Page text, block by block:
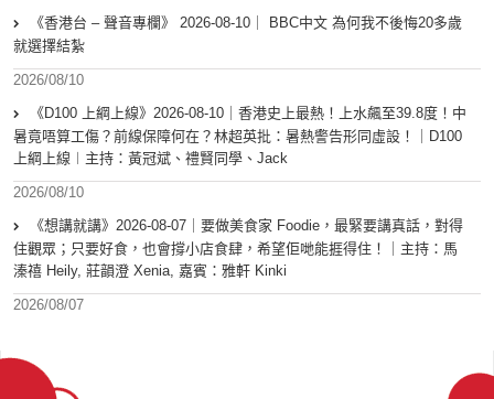
《香港台 – 聲音專欄》 2026-08-10｜ BBC中文 為何我不後悔20多歲
就選擇結紮
2026/08/10
《D100 上綱上線》2026-08-10｜香港史上最熱！上水飆至39.8度！中
暑竟唔算工傷？前線保障何在？林超英批：暑熱警告形同虛設！｜D100
上綱上線︱主持：黃冠斌、禮賢同學、Jack
2026/08/10
《想講就講》2026-08-07｜要做美食家 Foodie，最緊要講真話，對得
住觀眾；只要好食，也會撐小店食肆，希望佢哋能捱得住！｜主持：馬
溱禧 Heily, 莊韻澄 Xenia, 嘉賓：雅軒 Kinki
2026/08/07